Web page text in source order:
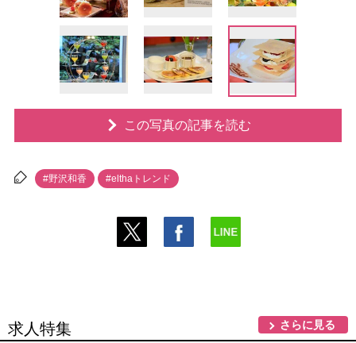
この写真の記事を読む
#野沢和香 #elthaトレンド
求人特集 さらに見る